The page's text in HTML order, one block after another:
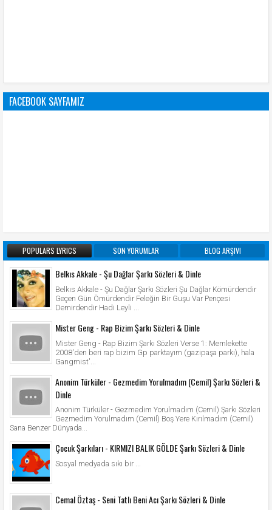
FACEBOOK SAYFAMIZ
POPULARS LYRICS SON YORUMLAR BLOG ARŞIVI
Belkıs Akkale - Şu Dağlar Şarkı Sözleri & Dinle
Belkıs Akkale - Şu Dağlar Şarkı Sözleri Şu Dağlar Kömürdendir
Geçen Gün Ömürdendir Feleğin Bir Guşu Var Pençesi
Demirdendir Hadi Leyli ...
Mister Geng - Rap Bizim Şarkı Sözleri & Dinle
Mister Geng - Rap Bizim Şarkı Sözleri Verse 1: Memlekette
2008'den beri rap bizim Gp parktayım (gazipaşa parkı), hala
Gangmist'...
Anonim Türküler - Gezmedim Yorulmadım (Cemil) Şarkı Sözleri &
Dinle
Anonim Türküler - Gezmedim Yorulmadım (Cemil) Şarkı Sözleri
Gezmedim Yorulmadım (Cemil) Boş Yere Kırılmadım (Cemil)
Sana Benzer Dünyada...
Çocuk Şarkıları - KIRMIZI BALIK GÖLDE Şarkı Sözleri & Dinle
Sosyal medyada sıkı bir ...
Cemal Öztaş - Seni Tatlı Beni Acı Şarkı Sözleri & Dinle